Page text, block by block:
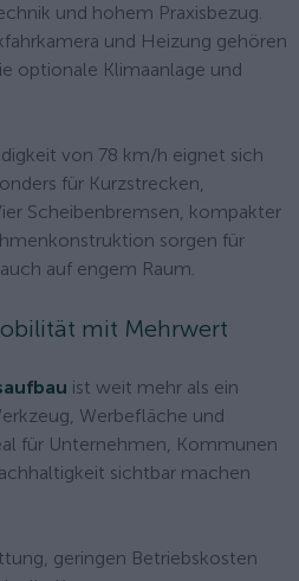
und hohem Praxisbezug.
und Heizung gehören
optionale Klimaanlage und
von 78 km/h eignet sich
für Kurzstrecken,
Scheibenbremsen, kompakter
sorgen für
auf engem Raum.
mit Mehrwert
ist weit mehr als ein
Werbefläche und
für Unternehmen, Kommunen
sichtbar machen
geringen Betriebskosten